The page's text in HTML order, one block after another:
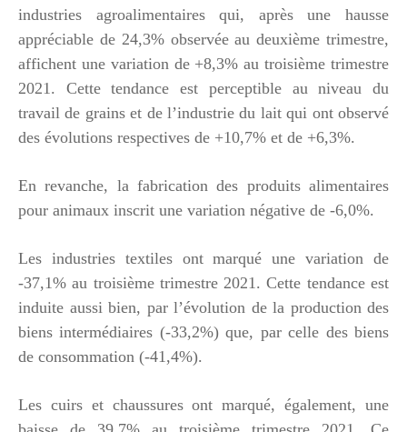
industries agroalimentaires qui, après une hausse
appréciable de 24,3% observée au deuxième trimestre,
affichent une variation de +8,3% au troisième trimestre
2021. Cette tendance est perceptible au niveau du
travail de grains et de l’industrie du lait qui ont observé
des évolutions respectives de +10,7% et de +6,3%.
En revanche, la fabrication des produits alimentaires
pour animaux inscrit une variation négative de -6,0%.
Les industries textiles ont marqué une variation de
-37,1% au troisième trimestre 2021. Cette tendance est
induite aussi bien, par l’évolution de la production des
biens intermédiaires (-33,2%) que, par celle des biens
de consommation (-41,4%).
Les cuirs et chaussures ont marqué, également, une